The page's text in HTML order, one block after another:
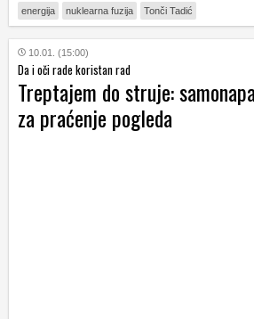
energija nuklearna fuzija Tonči Tadić
10.01. (15:00)
Da i oči rade koristan rad
Treptajem do struje:
za praćenje pogleda